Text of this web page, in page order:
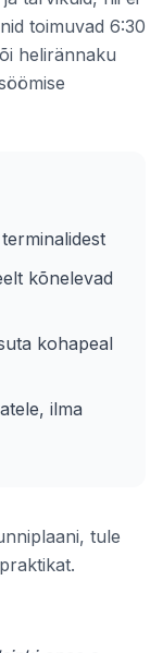
toimuvad 6:30
helirännaku
kõnelevad
kohapeal
ilma
tule